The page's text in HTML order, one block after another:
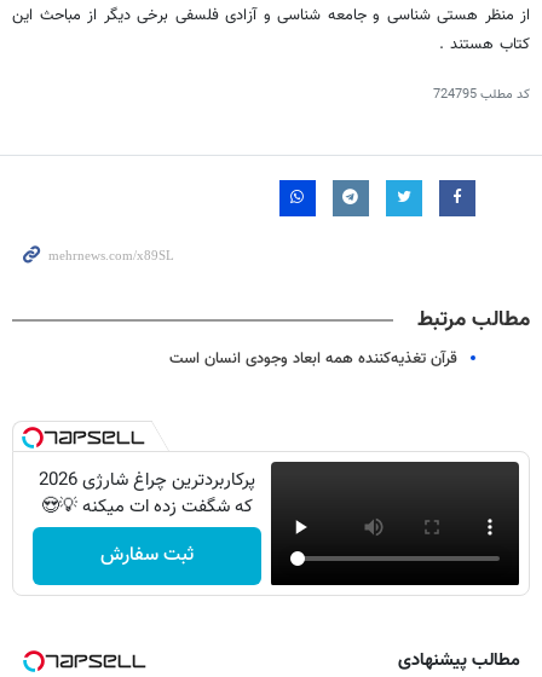
از منظر هستی شناسی و جامعه شناسی و آزادی فلسفی برخی دیگر از مباحث این
کتاب هستند .
کد مطلب724795
مطالب مرتبط
قرآن تغذیه‌کننده همه ابعاد وجودی انسان است
پرکاربردترین چراغ شارژی 2026
که شگفت زده ات میکنه 💡😍
ثبت سفارش
مطالب پیشنهادی